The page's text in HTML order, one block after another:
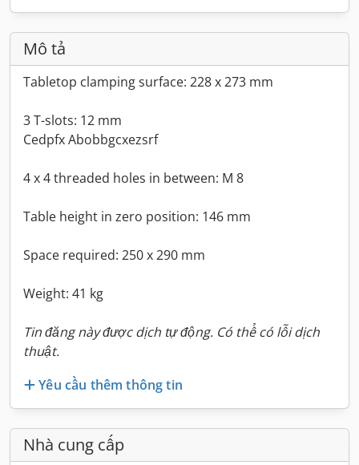
Mô tả
Tabletop clamping surface: 228 x 273 mm
3 T-slots: 12 mm
Cedpfx Abobbgcxezsrf
4 x 4 threaded holes in between: M 8
Table height in zero position: 146 mm
Space required: 250 x 290 mm
Weight: 41 kg
Tin đăng này được dịch tự động. Có thể có lỗi dịch
thuật.
Yêu cầu thêm thông tin
Nhà cung cấp